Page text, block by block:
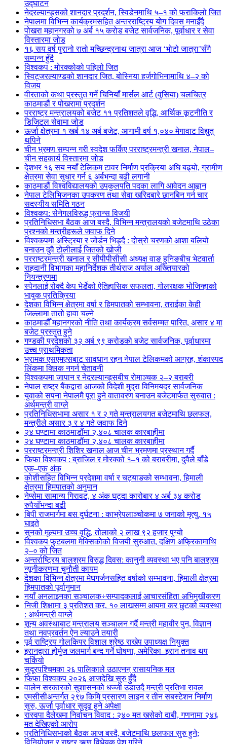
उद्घाटन
नेदरल्यान्ड्सको शानदार प्रदर्शन, स्विडेनमाथि ५–१ को फराकिलो जित
नेपालमा विभिन्न कार्यक्रमसहित अन्तरराष्ट्रिय योग दिवस मनाइँदै
पोखरा महानगरको ७ अर्ब १५ करोड बजेट सार्वजनिक, पूर्वाधार र सेवा
विस्तारमा जोड
१६ सय वर्ष पुरानो रातो मच्छिन्द्रनाथ जात्रा आज ‘भोटो जात्रा’सँगै
सम्पन्न हुँदै
विश्वकप : मोरक्कोको पहिलो जित
स्विट्जरल्याण्डको शानदार जित, बोस्निया हर्जगोभिनामाथि ४–२ को
विजय
वीरताको कथा प्रस्तुत गर्ने चिनियाँ मार्सल आर्ट (वुसिया) चलचित्र
काठमाडौं र पोखरामा प्रदर्शन
परराष्ट्र मन्त्रालयको बजेट ११ प्रतिशतले वृद्धि, आर्थिक कूटनीति र
डिजिटल सेवामा जोड
ऊर्जा क्षेत्रमा १ खर्ब १४ अर्ब बजेट, आगामी वर्ष १,०४० मेगावाट विद्युत्
थपिने
चीन भ्रमण सम्पन्न गरी स्वदेश फर्किए परराष्ट्रमन्त्री खनाल, नेपाल–
चीन सहकार्य विस्तारमा जोड
देशभर १६ सय नयाँ टेलिकम टावर निर्माण प्रक्रिया अघि बढ्यो, ग्रामीण
क्षेत्रमा सेवा सुधार गर्न ६ अर्बभन्दा बढी लगानी
काठमाडौं विश्वविद्यालयको उपकुलपति पदका लागि आवेदन आह्वान
नेपाल टेलिभिजनका उपकरण तथा सेवा खरिदबारे छानबिन गर्न चार
सदस्यीय समिति गठन
विश्वकप: सेनेगलविरुद्ध फ्रान्स विजयी
प्रतिनिधिसभा बैठक आज बस्दै, विभिन्न मन्त्रालयको बजेटमाथि उठेका
प्रश्नको मन्त्रीहरूले जवाफ दिने
विश्वकपमा अस्ट्रिया र जोर्डन भिड्दै : दोस्रो चरणको आशा बलियो
बनाउन दुवै टोलीलाई जितको खोजी
परराष्ट्रमन्त्री खनाल र सीपीपीसीसी अध्यक्ष वाङ हुनिङबीच भेटवार्ता
राहदानी विभागका महानिर्देशक तीर्थराज अर्याल अख्तियारको
नियन्त्रणमा
स्पेनलाई रोक्दै केप भेर्डेको ऐतिहासिक सफलता, गोलरक्षक भोजिन्हाको
भावुक प्रतिक्रिया
देशका विभिन्न क्षेत्रमा वर्षा र हिमपातको सम्भावना, तराईका केही
जिल्लामा तातो हावा चल्ने
काठमाडौँ महानगरको नीति तथा कार्यक्रम सर्वसम्मत पारित, असार ४ मा
बजेट प्रस्तुत हुने
गण्डकी प्रदेशको ३२ अर्ब ९९ करोडको बजेट सार्वजनिक, पूर्वाधारमा
उच्च प्राथमिकता
भ्रामक एसएमएसबाट सावधान रहन नेपाल टेलिकमको आग्रह, शंकास्पद
लिंकमा क्लिक नगर्न चेतावनी
विश्वकपमा जापान र नेदरल्यान्ड्सबीच रोमाञ्चक २–२ बराबरी
नेपाल राष्ट्र बैंकद्वारा आजको विदेशी मुद्रा विनिमयदर सार्वजनिक
युवाको सपना नेपालमै पूरा हुने वातावरण बनाउन बजेटमार्फत सुरुवात :
अर्थमन्त्री वाग्ले
प्रतिनिधिसभामा असार १ र २ गते मन्त्रालयगत बजेटमाथि छलफल,
मन्त्रीले असार ३ र ४ गते जवाफ दिने
२४ घण्टामा काठमाडौंमा २,४०८ चालक कारबाहीमा
२४ घण्टामा काठमाडौंमा २,४०८ चालक कारबाहीमा
परराष्ट्रमन्त्री शिशिर खनाल आज चीन भ्रमणमा प्रस्थान गर्दै
फिफा विश्वकप : ब्राजिल र मोरक्को १–१ को बराबरीमा, दुवैले बाँडे
एक–एक अंक
कोशीसहित विभिन्न प्रदेशमा वर्षा र चट्याङको सम्भावना, हिमाली
क्षेत्रमा हिमपातको अनुमान
नेप्सेमा सामान्य गिरावट, ४ अंक घट्दा कारोबार ४ अर्ब ३४ करोड
रुपैयाँभन्दा बढी
बिपी राजमार्गमा बस दुर्घटना : काभ्रेपलाञ्चोकमा ७ जनाको मृत्यु, १५
घाइते
सुनको मूल्यमा उच्च वृद्धि, तोलाको २ लाख ९२ हजार पुग्यो
विश्वकप फुटबलमा मेक्सिकोको विजयी सुरुआत, दक्षिण अफ्रिकामाथि
२–० को जित
अन्तर्राष्ट्रिय बालश्रम विरुद्ध दिवस: कानुनी व्यवस्था भए पनि बालश्रम
न्यूनीकरणमा चुनौती कायम
देशका विभिन्न क्षेत्रमा मेघगर्जनसहित वर्षाको सम्भावना, हिमाली क्षेत्रमा
हिमपातको पूर्वानुमान
नयाँ अनलाइनका सञ्चालक÷सम्पादकलाई आचारसंहिता अभिमुखीकरण
निजी शिक्षामा ३ प्रतिशत कर, १० लाखसम्म आयमा कर छुटको व्यवस्था
: अर्थमन्त्री वाग्ले
शून्य अवस्थाबाट मन्त्रालय सञ्चालन गर्दै मन्त्री महावीर पुन, विज्ञान
तथा नवप्रवर्तन ऐन ल्याउने तयारी
पूर्व राष्ट्रिय गोलकिपर विशाल श्रेष्ठ राखेप उपाध्यक्ष नियुक्त
इरानद्वारा होर्मुज जलमार्ग बन्द गर्ने घोषणा, अमेरिका–इरान तनाव थप
चर्कियो
सुदूरपश्चिमका २६ पालिकाले उठाएनन् रासायनिक मल
फिफा विश्वकप २०२६ आजदेखि सुरु हुँदै
वालेन सरकारको सुशासनको धज्जी उडाउदै मन्त्री प्रतिभा रावल
एमसीसीअन्तर्गत २९७ किमि प्रसारण लाइन र तीन सबस्टेशन निर्माण
सुरु, ऊर्जा पूर्वाधार सुदृढ हुने अपेक्षा
रास्वपा दैलेखमा निर्वाचन विवाद : २४० मत खसेको दाबी, गणनामा २४६
मत देखिएको आरोप
प्रतिनिधिसभाको बैठक आज बस्दै, बजेटमाथि छलफल सुरु हुने;
विनियोजन र राष्ट्र ऋण विधेयक पेश गरिने